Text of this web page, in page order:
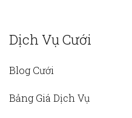
Dịch Vụ Cưới
Blog Cưới
Bảng Giá Dịch Vụ